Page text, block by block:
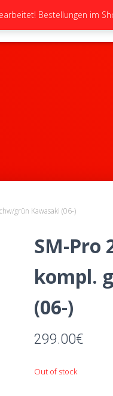
NEUIGKEITEN
grün Kawasaki (06-)
SM-Pro
kompl.
(06-)
299.00€
Out of stock
Bestellungen im